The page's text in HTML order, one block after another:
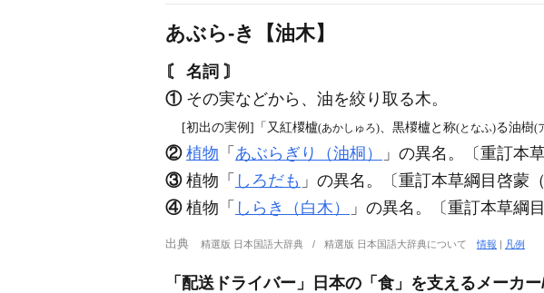
あぶら‐き【油木】
〘 名詞 〙
①その実などから、油を絞り取る木。
[初出の実例]「又紅椶櫨(あかしゅろ) 、黒椶櫨と称(となふ)る油樹(
② 植物 「 あぶらぎり（油桐）
」の異名。〔重訂本
③植物「 しろだも 」の異名。〔重訂本草綱目啓蒙（
④植物「 しらき（白木） 」の異名。〔重訂本草綱
出典 精選版 日本国語大辞典 精選版 日本国語大辞典について情報 | 凡例
「配送ドライバー」日本の「食」を支えるメーカ